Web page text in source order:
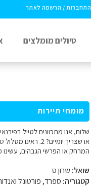
התחברות / הרשמה לאתר
טיולים מומלצים
מומחי תיירות
המרחק או הפרשי הגבהים, עשינו
שואל: שרון ס
קטגוריה: ספרד, פורטוגל